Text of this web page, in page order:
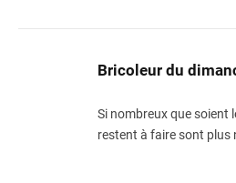
Bricoleur du
Si nombreux que soient
restent à faire sont plus